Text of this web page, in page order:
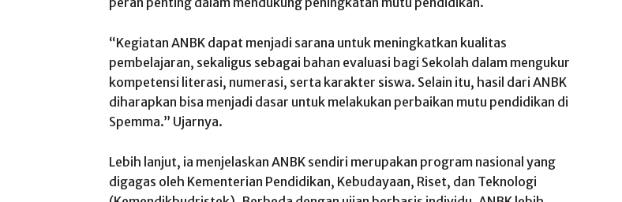
“Kegiatan ANBK dapat menjadi sarana untuk meningkatkan kualitas
pembelajaran, sekaligus sebagai bahan evaluasi bagi Sekolah dalam mengukur
kompetensi literasi, numerasi, serta karakter siswa. Selain itu, hasil dari ANBK
diharapkan bisa menjadi dasar untuk melakukan perbaikan mutu pendidikan di
Spemma.” Ujarnya.
Lebih lanjut, ia menjelaskan ANBK sendiri merupakan program nasional yang
digagas oleh Kementerian Pendidikan, Kebudayaan, Riset, dan Teknologi